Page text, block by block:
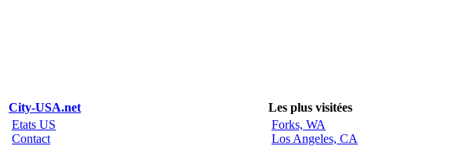
City-USA.net Les plus visitées
Etats US
Contact
Forks, WA
Los Angeles, CA